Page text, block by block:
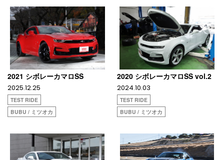
2021 シボレーカマロSS
2025.12.25
TEST RIDE
BUBU / ミツオカ
2020 シボレーカマロSS vol.2
2024.10.03
TEST RIDE
BUBU / ミツオカ